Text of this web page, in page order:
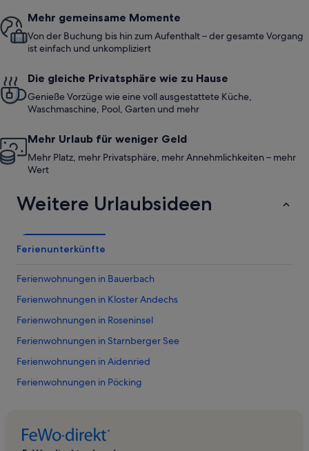
Mehr gemeinsame Momente
Von der Buchung bis hin zum Aufenthalt – der gesamte Vorgang
ist einfach und unkompliziert
Die gleiche Privatsphäre wie zu Hause
Genieße Vorzüge wie eine voll ausgestattete Küche,
Waschmaschine, Pool, Garten und mehr
Mehr Urlaub für weniger Geld
Mehr Platz, mehr Privatsphäre, mehr Annehmlichkeiten – mehr
Wert
Weitere Urlaubsideen
Ferienunterkünfte
Ferienwohnungen in Bauerbach
Ferienwohnungen in Kloster Andechs
Ferienwohnungen in Roseninsel
Ferienwohnungen in Starnberger See
Ferienwohnungen in Aidenried
Ferienwohnungen in Pöcking
Ferienwohnungen in Feldafing